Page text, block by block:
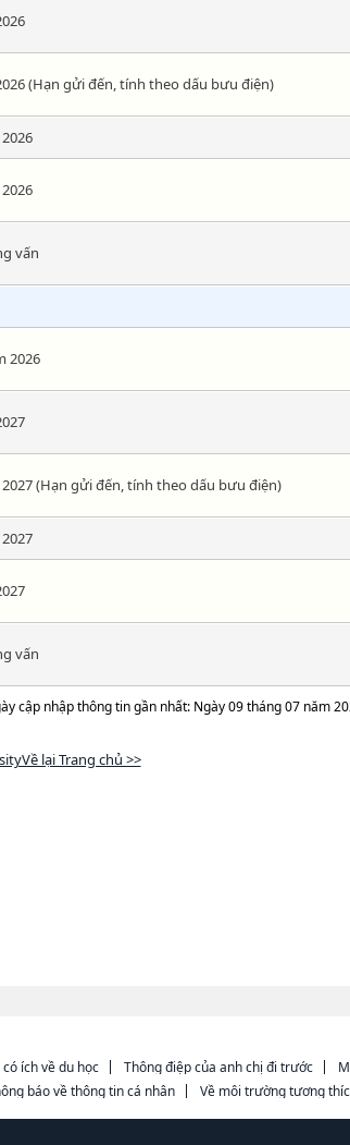
(Hạn gửi đến, tính theo dấu bưu điện)
vấn
2026
(Hạn gửi đến, tính theo dấu bưu điện)
vấn
cập nhập thông tin gần nhất: Ngày 09 tháng 07 năm
lại Trang chủ >>
ích về du học Thông điệp của anh chị đi trước
báo về thông tin cá nhân Về môi trường tương